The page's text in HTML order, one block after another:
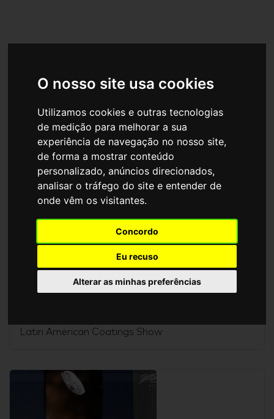
O nosso site usa cookies
Utilizamos cookies e outras tecnologias
de medição para melhorar a sua
experiência de navegação no nosso site,
de forma a mostrar conteúdo
personalizado, anúncios direcionados,
analisar o tráfego do site e entender de
onde vêm os visitantes.
Concordo
Eu recuso
Alterar as minhas preferências
Globalkey Mexico
Wacker 72m2 doble piso - Anafapyt
Latin American Coatings Show